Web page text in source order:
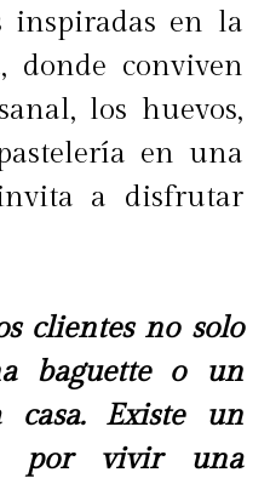
inspiradas en la
donde conviven
los huevos,
en una
a disfrutar
clientes no solo
baguette o un
casa. Existe un
por vivir una